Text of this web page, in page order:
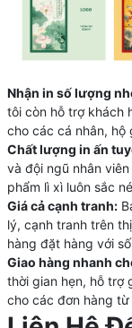
Nhận in số lượng
tôi còn hỗ trợ khách
cho các cá nhân, hộ
Chất lượng in ấn
và đội ngũ nhân
phẩm lì xì luôn sắc
Giá cả cạnh tranh:
lý, cạnh tranh trên
hàng đặt hàng với
Giao hàng nhanh
thời gian hẹn, hỗ trợ
cho các đơn hàng